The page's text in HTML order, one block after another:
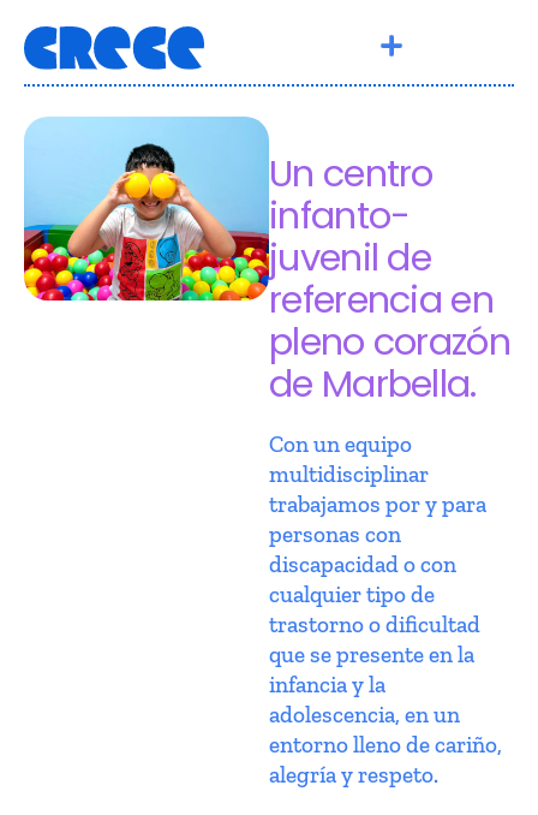
Un centro
infanto-
juvenil de
referencia en
pleno corazón
de Marbella.
Con un equipo
multidisciplinar
trabajamos por y para
personas con
discapacidad o con
cualquier tipo de
trastorno o dificultad
que se presente en la
infancia y la
adolescencia, en un
entorno lleno de cariño,
alegría y respeto.